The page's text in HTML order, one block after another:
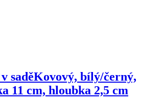
saděKovový, bílý/černý,
11 cm, hloubka 2,5 cm